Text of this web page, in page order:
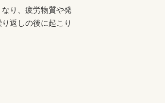
り、疲労物質や発
返しの後に起こり